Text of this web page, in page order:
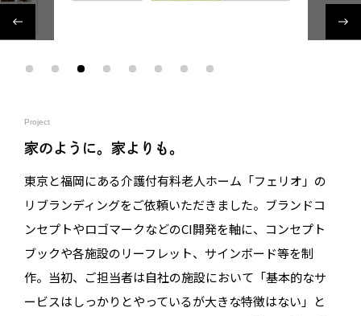
Project
家のように。家よりも。
東京と福岡にある介護付有料老人ホーム「フェリオ」の
リブランディングをご依頼いただきました。ブランドコ
ンセプトやロゴマークなどのCI開発を軸に、コンセプト
ブックや各施設のリーフレット、サインボード等を制
作。当初、ご担当者は自社の施設において「基本的なサ
ービスはしっかりとやっているが大きな特徴はない」と